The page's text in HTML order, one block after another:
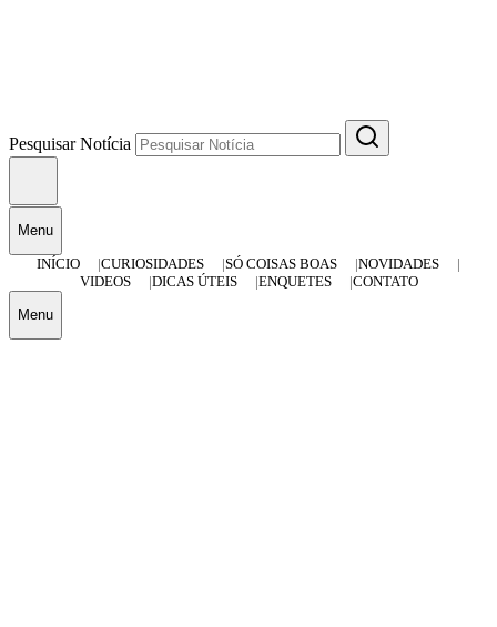
Pesquisar Notícia
Menu
INÍCIO
CURIOSIDADES SÓ COISAS BOAS
NOVIDADES
VIDEOS
DICAS ÚTEIS ENQUETES CONTATO
Menu